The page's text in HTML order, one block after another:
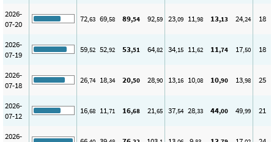
2026-
07-20
72,63 69,58 89,54 92,59 23,09 11,98 13,13 24,24 18
2026-
07-19
59,52 52,92 53,51 64,82 34,15 11,62 11,74 17,50 18
2026-
07-18
26,74 18,34 20,50 28,90 13,16 10,08 10,90 13,98 25
2026-
07-12
16,68 11,71 16,68 21,65 37,54 28,33 44,00 49,99 21
2026-